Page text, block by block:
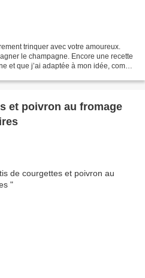
trinquer avec votre amoureux.
le champagne. Encore une recette
et que j’ai adaptée à mon idée, comme
et poivron au fromage